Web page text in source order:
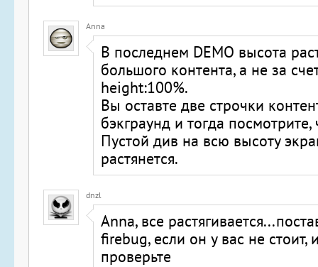
Anna
В последнем DEMO высота
большого контента, а не за
height:100%.
Вы оставте две строчки
бэкграунд и тогда посмотрите,
Пустой див на всю высоту
растянется.
dnzl
Anna, все
firebug, если он у вас не стоит,
проверьте